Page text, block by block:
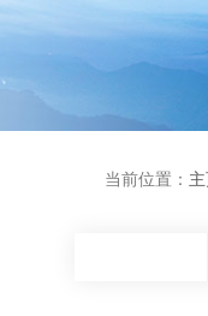
当前位置：